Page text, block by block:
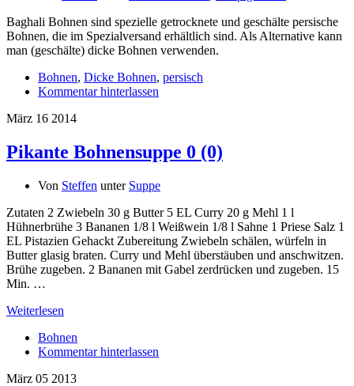
Baghali Bohnen sind spezielle getrocknete und geschälte persische
Bohnen, die im Spezialversand erhältlich sind. Als Alternative kann
man (geschälte) dicke Bohnen verwenden.
Bohnen, Dicke Bohnen, persisch
Kommentar hinterlassen
März 16 2014
Pikante Bohnensuppe 0 (0)
Von Steffen unter Suppe
Zutaten 2 Zwiebeln 30 g Butter 5 EL Curry 20 g Mehl 1 l
Hühnerbrühe 3 Bananen 1/8 l Weißwein 1/8 l Sahne 1 Priese Salz 1
EL Pistazien Gehackt Zubereitung Zwiebeln schälen, würfeln in
Butter glasig braten. Curry und Mehl überstäuben und anschwitzen.
Brühe zugeben. 2 Bananen mit Gabel zerdrücken und zugeben. 15
Min. …
Weiterlesen
Bohnen
Kommentar hinterlassen
März 05 2013